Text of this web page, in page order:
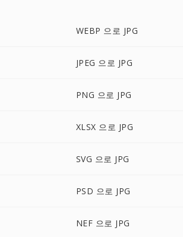
WEBP 으로 JPG
JPEG 으로 JPG
PNG 으로 JPG
XLSX 으로 JPG
SVG 으로 JPG
PSD 으로 JPG
NEF 으로 JPG